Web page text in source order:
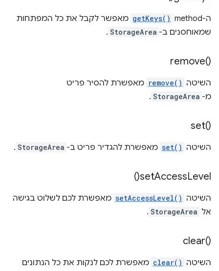
ה-method‏ getKeys() מאפשר לקבל את כל המפתחות
שמאוחסנים ב- StorageArea
.
remove()‎
השיטה remove() מאפשרת להסיר פריט
מ- StorageArea
.
set()‎
השיטה set() מאפשרת להגדיר פריט ב- StorageArea
.
setAccessLevel(
)
השיטה setAccessLevel() מאפשרת לכם לשלוט בגישה
אל StorageArea
.
clear()‎
השיטה clear() מאפשרת לכם לנקות את כל הנתונים